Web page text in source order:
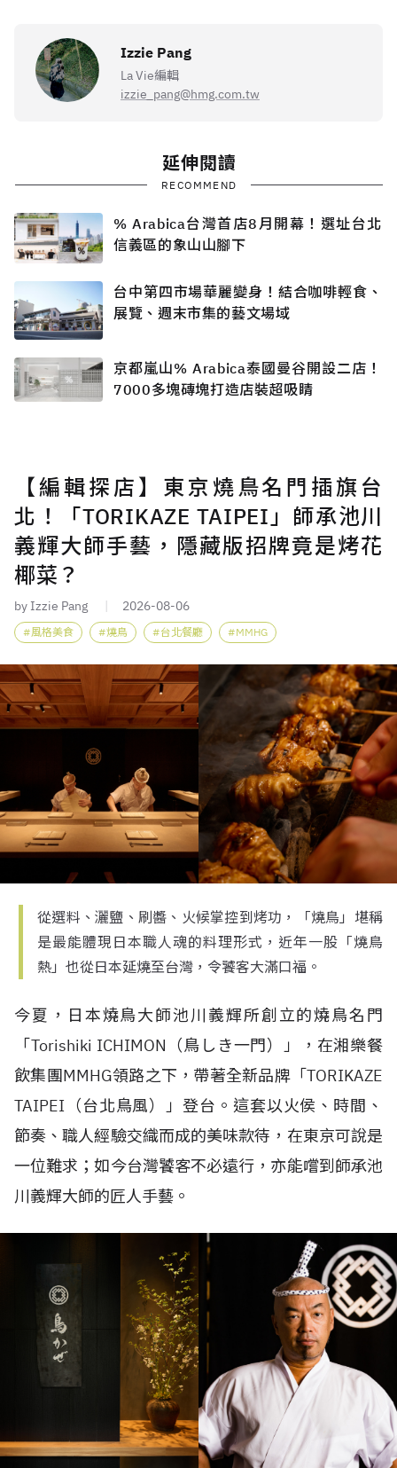
Izzie Pang
La Vie編輯
izzie_pang@hmg.com.tw
延伸閱讀
RECOMMEND
% Arabica台灣首店8月開幕！選址台北
信義區的象山山腳下
台中第四市場華麗變身！結合咖啡輕食、
展覽、週末市集的藝文場域
京都嵐山% Arabica泰國曼谷開設二店！
7000多塊磚塊打造店裝超吸睛
【編輯探店】東京燒鳥名門插旗台
北！「TORIKAZE TAIPEI」師承池川
義輝大師手藝，隱藏版招牌竟是烤花
椰菜？
by Izzie Pang 2026-08-06
風格美食 燒鳥 台北餐廳 MMHG
從選料、灑鹽、刷醬、火候掌控到烤功，「燒鳥」堪稱
是最能體現日本職人魂的料理形式，近年一股「燒鳥
熱」也從日本延燒至台灣，令饕客大滿口福。
今夏，日本燒鳥大師池川義輝所創立的燒鳥名門
「Torishiki ICHIMON （鳥しき一門）」，在湘樂餐
飲集團MMHG領路之下，帶著全新品牌「TORIKAZE
TAIPEI （台北鳥風）」登台。這套以火侯、時間、
節奏、職人經驗交織而成的美味款待，在東京可說是
一位難求；如今台灣饕客不必遠行，亦能嚐到師承池
川義輝大師的匠人手藝。